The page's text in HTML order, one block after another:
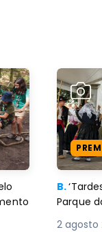
B.
Parque
2 agosto